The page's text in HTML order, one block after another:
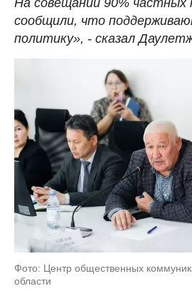
На совещании 90% частных
сообщили, что
политику», - сказал
Фото: Центр общественных
области